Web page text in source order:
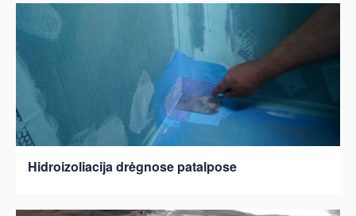
Hidroizoliacija drėgnose patalpose